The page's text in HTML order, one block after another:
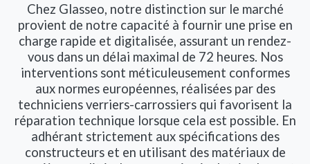
Chez Glasseo, notre distinction sur le marché
provient de notre capacité à fournir une prise en
charge rapide et digitalisée, assurant un rendez-
vous dans un délai maximal de 72 heures. Nos
interventions sont méticuleusement conformes
aux normes européennes, réalisées par des
techniciens verriers-carrossiers qui favorisent la
réparation technique lorsque cela est possible. En
adhérant strictement aux spécifications des
constructeurs et en utilisant des matériaux de